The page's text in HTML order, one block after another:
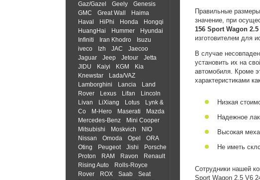
Gaz/Gazel
Geely
Genesis
GMC
Great Wall
Haima
Haval
HiPhi Honda
Hongqi
HuangHai
Hummer
Hyundai
Infiniti
Iran Khodro
Isuzu
iveco
Izh JAC
Jaecoo
Jaguar
Jeep Jetour
Jetta
JIDU
Kaiyi KGM
Kia
Knewstar
Lada/VAZ
Lamborghini
Lancia
Land
Rover
Lexus Lifan
Lincoln
Livan
LiXiang Lotus
Lynk &
Co
M-Hero Maserati
Mazda
Mercedes-Benz
Mini Cooper
Mitsubishi
Moskvich
NIO
Nissan
Omoda Opel
ORA
Oting
Peugeot Jishi
Porsche
Proton
RAM Ravon
Renault
Rising Auto
Rolls-Royce
Rover
ROX Saab
Seat
Правильные
значение, при
156 Sport Wagon
изготовителем для
В случае
установить их на
автомобиля. Кроме
характеристиками
Низкая
Надежное
Высокая
Не иметь
Сотрудники нашей
Sport Wagon 2.5 V6